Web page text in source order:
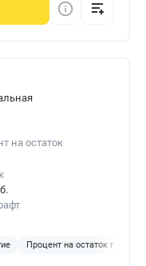
на остаток
Процент на остаток по счету